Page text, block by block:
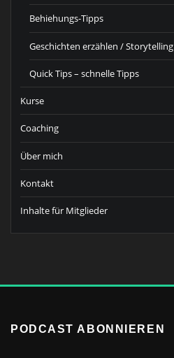
Behiehungs-Tipps
Geschichten erzählen / Storytelling
Quick Tips – schnelle Tipps
Kurse
Coaching
Über mich
Kontakt
Inhalte für Mitglieder
PODCAST ABONNIEREN